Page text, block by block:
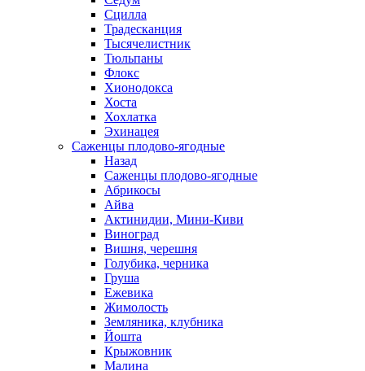
Сцилла
Традесканция
Тысячелистник
Тюльпаны
Флокс
Хионодокса
Хоста
Хохлатка
Эхинацея
Саженцы плодово-ягодные
Назад
Саженцы плодово-ягодные
Абрикосы
Айва
Актинидии, Мини-Киви
Виноград
Вишня, черешня
Голубика, черника
Груша
Ежевика
Жимолость
Земляника, клубника
Йошта
Крыжовник
Малина